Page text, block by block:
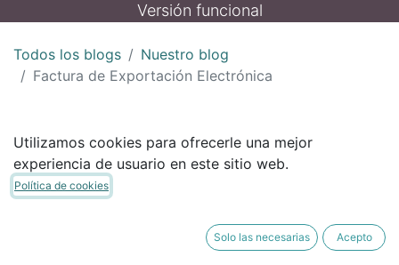
Versión funcional
Todos los blogs
Nuestro blog
Factura de Exportación Electrónica
Queda disponible el Módulo de Facturación de
Utilizamos cookies para ofrecerle una mejor
experiencia de usuario en este sitio web.
Política de cookies
Solo las necesarias Acepto